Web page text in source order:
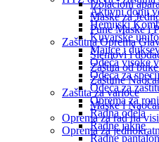
Izolacioni
Maske za
Pune Maske i
Zaštitna Oprema
Šlemovi i
Zaštita od buke
Zaštitne
Zaštita za varioce
Maske i
Oprema za rad na
Oprema za
Aktivni donji
Hemijski
Kuvarske
Majice i
Odeća visoke
Odeća za
Odeća za
Oprema za
Radna odela
Radne jakne
Radne